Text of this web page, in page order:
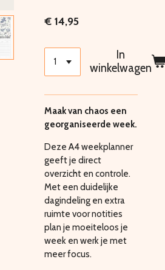
€ 14,95
In
winkelwagen
Maak van chaos een
georganiseerde week.
Deze A4 weekplanner
geeft je direct
overzicht en controle.
Met een duidelijke
dagindeling en extra
ruimte voor notities
plan je moeiteloos je
week en werk je met
meer focus.